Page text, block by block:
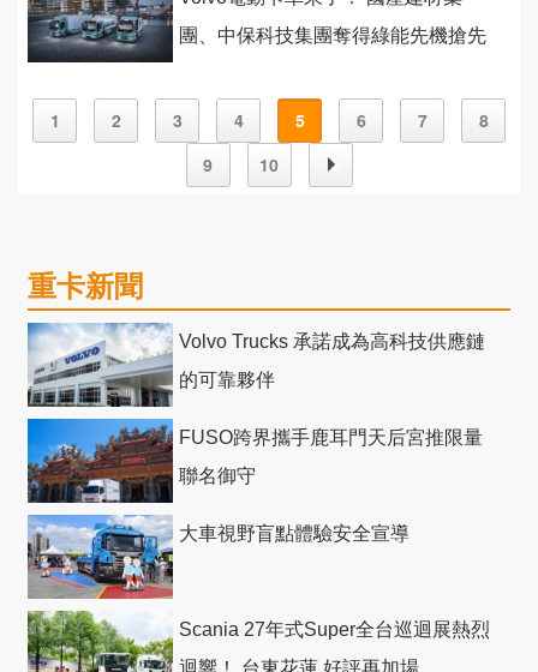
團、中保科技集團奪得綠能先機搶先
1 2 3 4 5 6 7
8
9
10
重卡新聞
Volvo Trucks 承諾成為高科技供應鏈
的可靠夥伴
FUSO跨界攜手鹿耳門天后宮推限量
聯名御守
大車視野盲點體驗安全宣導
Scania 27年式Super全台巡迴展熱烈
迴響！ 台東花蓮 好評再加場